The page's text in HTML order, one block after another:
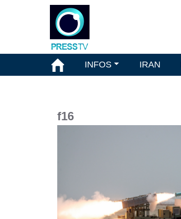
INFOS IRAN
f16